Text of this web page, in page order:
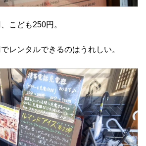
こども250円。
レンタルできるのはうれしい。